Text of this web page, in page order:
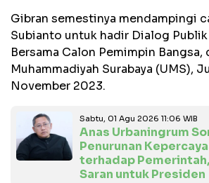
Gibran semestinya mendampingi
Subianto untuk hadir Dialog
Bersama Calon Pemimpin
Muhammadiyah Surabaya (UMS),
November 2023.
Sabtu, 01 Agu 2026 11:06 WIB
Anas Urbaningrum
Penurunan
terhadap
Saran untuk Presiden